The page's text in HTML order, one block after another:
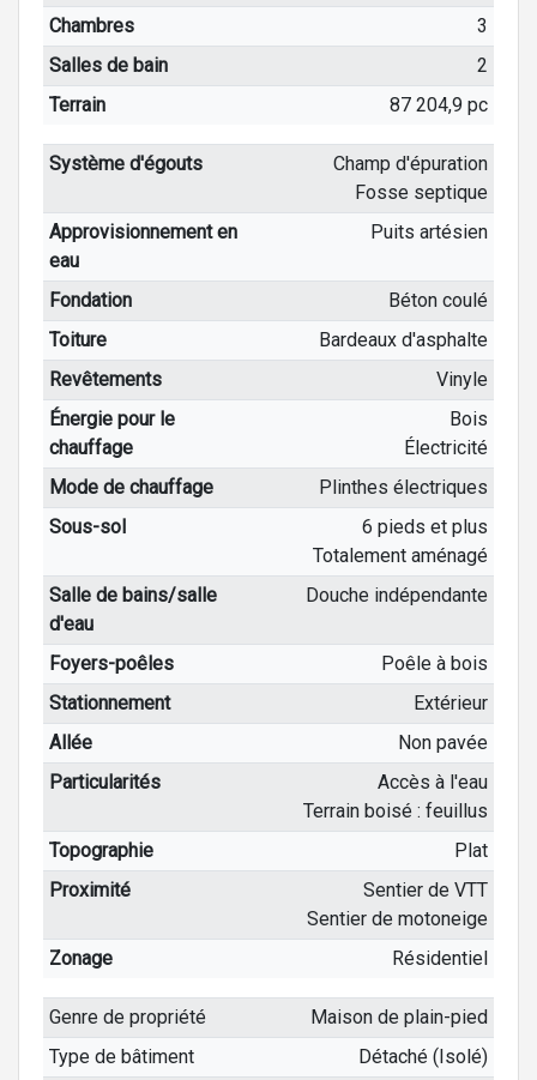
Chambres
3
Salles de bain
2
Terrain
87 204,9 pc
Système d'égouts
Champ d'épuration
Fosse septique
Approvisionnement en
eau
Puits artésien
Fondation
Béton coulé
Toiture
Bardeaux d'asphalte
Revêtements
Vinyle
Énergie pour le
chauffage
Bois
Électricité
Mode de chauffage
Plinthes électriques
Sous-sol
6 pieds et plus
Totalement aménagé
Salle de bains/salle
d'eau
Douche indépendante
Foyers-poêles
Poêle à bois
Stationnement
Extérieur
Allée
Non pavée
Particularités
Accès à l'eau
Terrain boisé : feuillus
Topographie
Plat
Proximité
Sentier de VTT
Sentier de motoneige
Zonage
Résidentiel
Genre de propriété
Maison de plain-pied
Type de bâtiment
Détaché (Isolé)